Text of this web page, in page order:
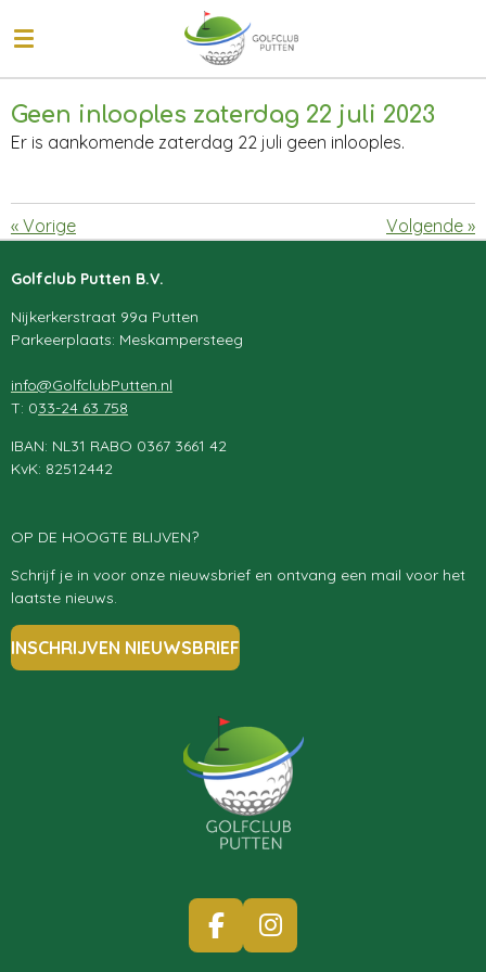
direct
naar
de
hoofdinhoud
Geen inlooples zaterdag 22 juli 2023
Er is aankomende zaterdag 22 juli geen inlooples.
« Vorige Volgende »
Golfclub Putten B.V.
Nijkerkerstraat 99a Putten
Parkeerplaats: Meskampersteeg
info@GolfclubPutten.nl
T: 033-24 63 758
IBAN: NL31 RABO 0367 3661 42
KvK: 82512442
OP DE HOOGTE BLIJVEN?
Schrijf je in voor onze nieuwsbrief en ontvang een mail voor het
laatste nieuws.
INSCHRIJVEN NIEUWSBRIEF
F
I